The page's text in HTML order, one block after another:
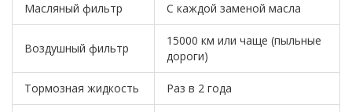
Масляный фильтр С каждой заменой масла
Воздушный фильтр
15000 км или чаще (пыльные
дороги)
Тормозная жидкость Раз в 2 года